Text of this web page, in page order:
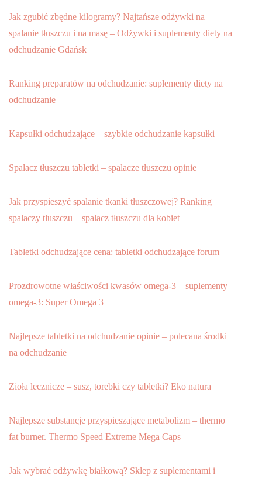
Jak zgubić zbędne kilogramy? Najtańsze odżywki na
spalanie tłuszczu i na masę – Odżywki i suplementy diety na
odchudzanie Gdańsk
Ranking preparatów na odchudzanie: suplementy diety na
odchudzanie
Kapsułki odchudzające – szybkie odchudzanie kapsułki
Spalacz tłuszczu tabletki – spalacze tłuszczu opinie
Jak przyspieszyć spalanie tkanki tłuszczowej? Ranking
spalaczy tłuszczu – spalacz tłuszczu dla kobiet
Tabletki odchudzające cena: tabletki odchudzające forum
Prozdrowotne właściwości kwasów omega-3 – suplementy
omega-3: Super Omega 3
Najlepsze tabletki na odchudzanie opinie – polecana środki
na odchudzanie
Zioła lecznicze – susz, torebki czy tabletki? Eko natura
Najlepsze substancje przyspieszające metabolizm – thermo
fat burner. Thermo Speed Extreme Mega Caps
Jak wybrać odżywkę białkową? Sklep z suplementami i